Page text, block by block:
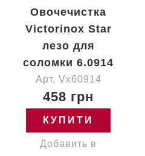
Овочечистка
Victorinox Star
лезо для
соломки 6.0914
Арт. Vx60914
458 грн
КУПИТИ
Добавить в